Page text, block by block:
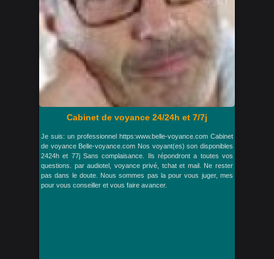
Cabinet de voyance 24/24h et 7/7j
Je suis: un professionnel https:www.belle-voyance.com Cabinet
de voyance Belle-voyance.com Nos voyant(es) son disponibles
2424h et 77j Sans complaisance. Ils répondront a toutes vos
questions. par audiotel, voyance privé, tchat et mail. Ne rester
pas dans le doute. Nous sommes pas la pour vous juger, mes
pour vous conseiller et vous faire avancer.